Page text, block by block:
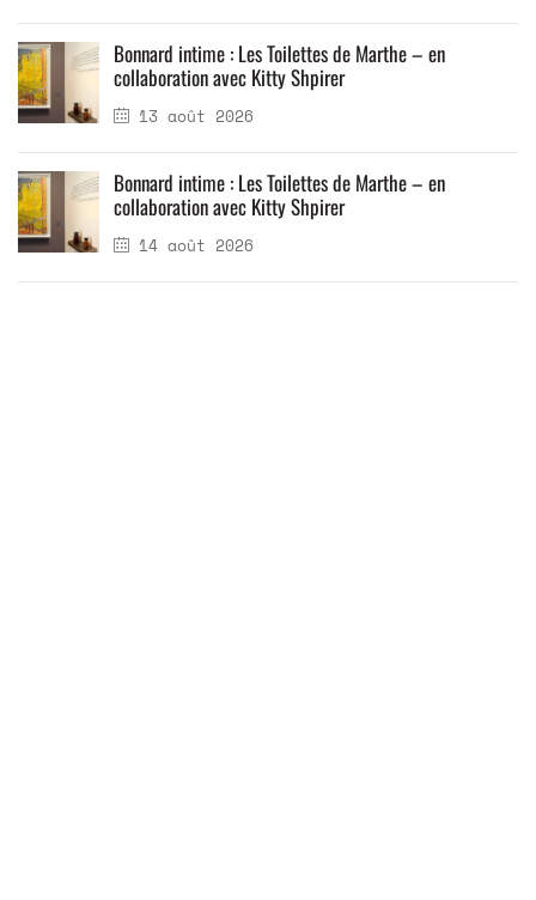
13 août 2026
Bonnard intime : Les Toilettes de Marthe – en
collaboration avec Kitty Shpirer
14 août 2026
Bonnard intime : Les Toilettes de Marthe – en
collaboration avec Kitty Shpirer